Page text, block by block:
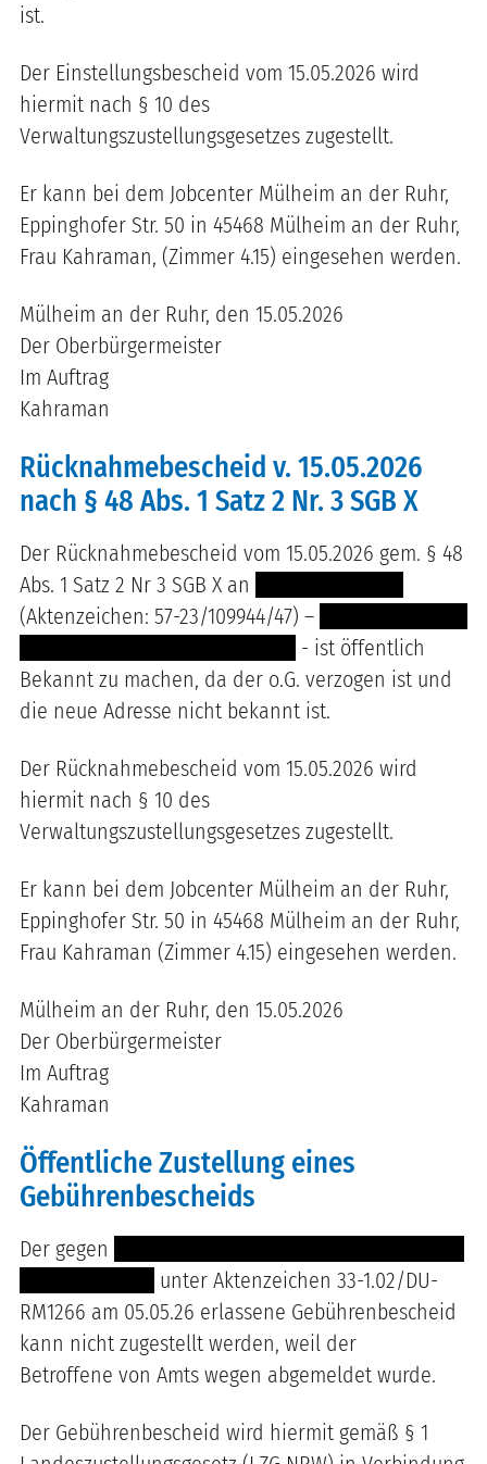
ist.
Der Einstellungsbescheid vom 15.05.2026 wird
hiermit nach § 10 des
Verwaltungszustellungsgesetzes zugestellt.
Er kann bei dem Jobcenter Mülheim an der Ruhr,
Eppinghofer Str. 50 in 45468 Mülheim an der Ruhr,
Frau Kahraman, (Zimmer 4.15) eingesehen werden.
Mülheim an der Ruhr, den 15.05.2026
Der Oberbürgermeister
Im Auftrag
Kahraman
Rücknahmebescheid v. 15.05.2026
nach § 48 Abs. 1 Satz 2 Nr. 3 SGB X
Der Rücknahmebescheid vom 15.05.2026 gem. § 48
Abs. 1 Satz 2 Nr 3 SGB X an
(Aktenzeichen: 57-23/109944/47) –
- ist öffentlich
Bekannt zu machen, da der o.G. verzogen ist und
die neue Adresse nicht bekannt ist.
Der Rücknahmebescheid vom 15.05.2026 wird
hiermit nach § 10 des
Verwaltungszustellungsgesetzes zugestellt.
Er kann bei dem Jobcenter Mülheim an der Ruhr,
Eppinghofer Str. 50 in 45468 Mülheim an der Ruhr,
Frau Kahraman (Zimmer 4.15) eingesehen werden.
Mülheim an der Ruhr, den 15.05.2026
Der Oberbürgermeister
Im Auftrag
Kahraman
Öffentliche Zustellung eines
Gebührenbescheids
Der gegen
unter Aktenzeichen 33-1.02/DU-
RM1266 am 05.05.26 erlassene Gebührenbescheid
kann nicht zugestellt werden, weil der
Betroffene von Amts wegen abgemeldet wurde.
Der Gebührenbescheid wird hiermit gemäß § 1